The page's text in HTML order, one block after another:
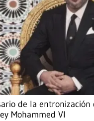
de la entronización
Mohammed VI